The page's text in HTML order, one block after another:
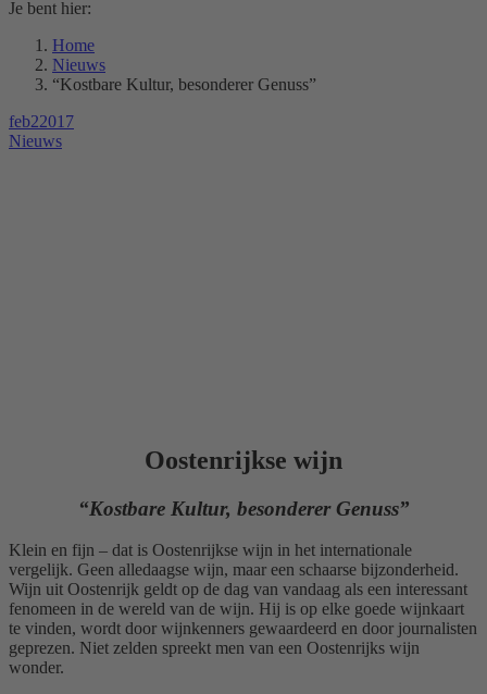
Je bent hier:
Home
Nieuws
“Kostbare Kultur, besonderer Genuss”
feb22017
Nieuws
Oostenrijkse wijn
“Kostbare Kultur, besonderer Genuss”
Klein en fijn – dat is Oostenrijkse wijn in het internationale
vergelijk. Geen alledaagse wijn, maar een schaarse bijzonderheid.
Wijn uit Oostenrijk geldt op de dag van vandaag als een interessant
fenomeen in de wereld van de wijn. Hij is op elke goede wijnkaart
te vinden, wordt door wijnkenners gewaardeerd en door journalisten
geprezen. Niet zelden spreekt men van een Oostenrijks wijn
wonder.